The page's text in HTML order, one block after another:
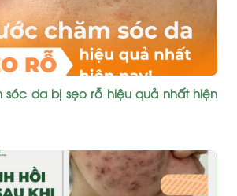
da bị sẹo rỗ hiệu quả nhất hiện